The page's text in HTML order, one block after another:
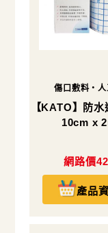
傷口敷料・
【KATO】防
10cm x
網路價
產品